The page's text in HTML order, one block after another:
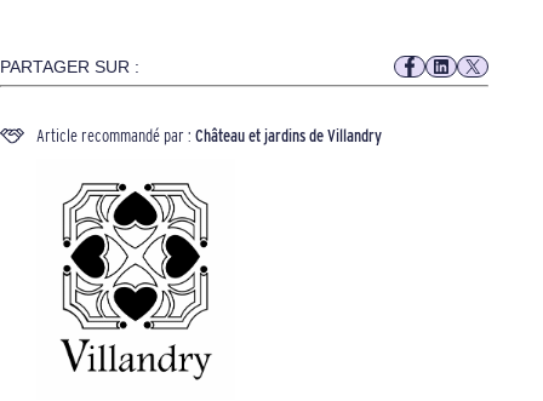
PARTAGER SUR :
Article recommandé par : Château et jardins de Villandry